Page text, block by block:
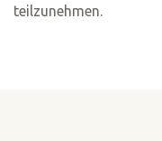
teilzunehmen.